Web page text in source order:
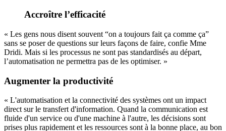
Accroître l’efficacité
« Les gens nous disent souvent “on a toujours fait ça comme ça”
sans se poser de questions sur leurs façons de faire, confie Mme
Dridi. Mais si les processus ne sont pas standardisés au départ,
l’automatisation ne permettra pas de les optimiser. »
Augmenter la productivité
« L'automatisation et la connectivité des systèmes ont un impact
direct sur le transfert d'information. Quand la communication est
fluide d'un service ou d'une machine à l'autre, les décisions sont
prises plus rapidement et les ressources sont à la bonne place, au bon